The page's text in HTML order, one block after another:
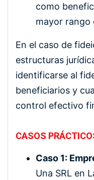
como
mayor rango
En el caso de
estructuras
identificarse al
beneficiarios y
control efectivo
CASOS
Caso 1:
Una SRL en